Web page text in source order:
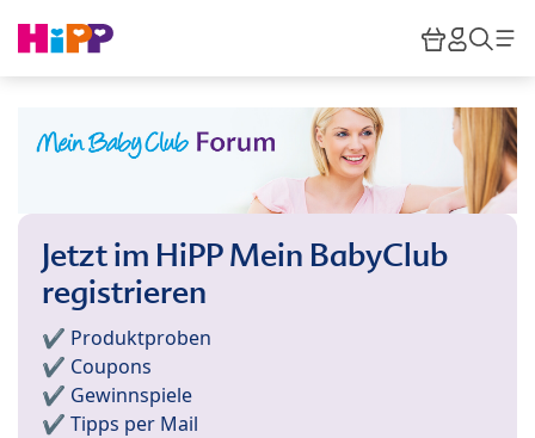
HiPP
Jetzt im HiPP Mein BabyClub
registrieren
✔️ Produktproben
✔️ Coupons
✔️ Gewinnspiele
✔️ Tipps per Mail